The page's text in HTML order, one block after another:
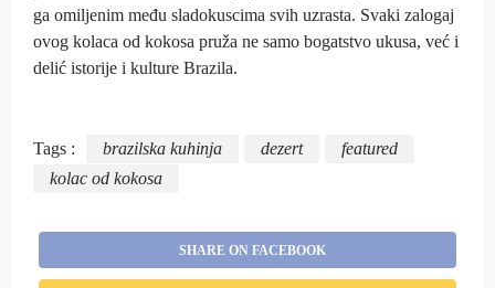
ga omiljenim među sladokuscima svih uzrasta. Svaki zalogaj
ovog kolaca od kokosa pruža ne samo bogatstvo ukusa, već i
delić istorije i kulture Brazila.
Tags : brazilska kuhinja dezert
featured
kolac od kokosa
SHARE ON FACEBOOK